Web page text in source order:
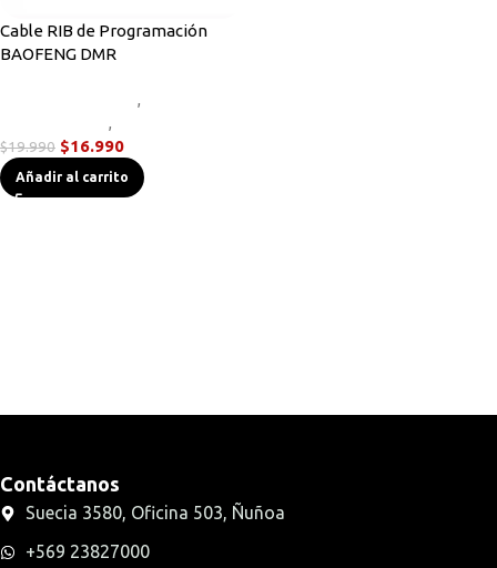
Cable RIB de Programación
BAOFENG DMR
,
,
$19.990 $16.990
Añadir al carrito
Contáctanos
Suecia 3580, Oficina 503, Ñuñoa
+569 23827000